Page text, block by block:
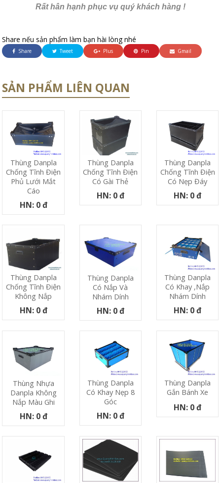
Rất hân hạnh phục vụ quý khách hàng !
Share nếu sản phẩm làm bạn hài lòng nhé
Share Tweet Plus Pin Gmail
SẢN PHẨM LIÊN QUAN
Thùng Danpla
Chống Tĩnh Điện
Phủ Lưới Mắt
Cáo
HN: 0 đ
Thùng Danpla
Chống Tĩnh Điện
Có Gài Thẻ
HN: 0 đ
Thùng Danpla
Chống Tĩnh Điện
Có Nẹp Đáy
HN: 0 đ
Thùng Danpla
Chống Tĩnh Điện
Không Nắp
HN: 0 đ
Thùng Danpla
Có Nắp Và
Nhám Dính
HN: 0 đ
Thùng Danpla
Có Khay ,nắp
Nhám Dính
HN: 0 đ
Thùng Nhựa
Danpla Không
Nắp Màu Ghi
HN: 0 đ
Thùng Danpla
Có Khay Nẹp 8
Góc
HN: 0 đ
Thùng Danpla
Gắn Bánh Xe
HN: 0 đ